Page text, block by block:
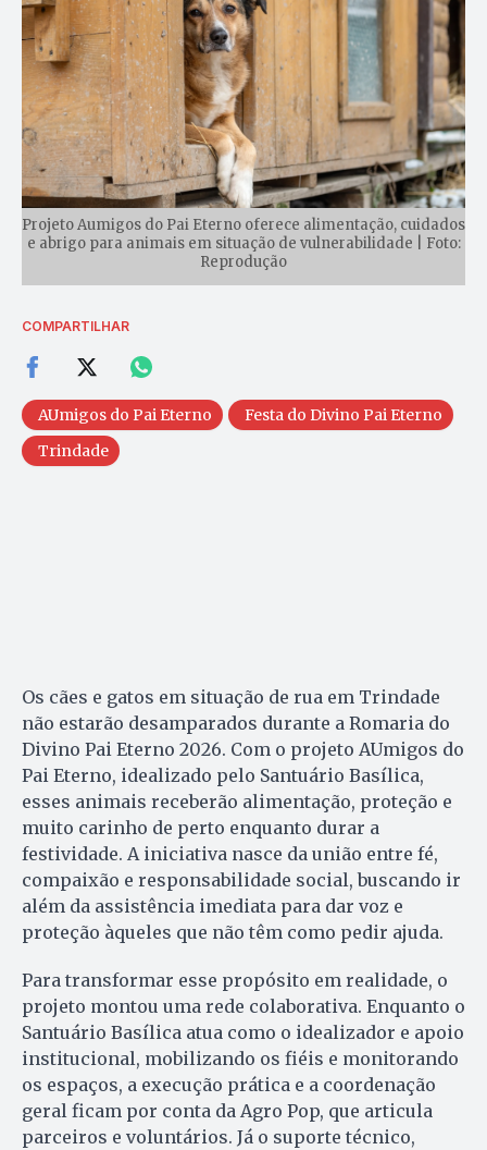
Projeto Aumigos do Pai Eterno oferece alimentação, cuidados
e abrigo para animais em situação de vulnerabilidade | Foto:
Reprodução
COMPARTILHAR
AUmigos do Pai Eterno
Festa do Divino Pai Eterno
Trindade
Os cães e gatos em situação de rua em Trindade
não estarão desamparados durante a Romaria do
Divino Pai Eterno 2026. Com o projeto AUmigos do
Pai Eterno, idealizado pelo Santuário Basílica,
esses animais receberão alimentação, proteção e
muito carinho de perto enquanto durar a
festividade. A iniciativa nasce da união entre fé,
compaixão e responsabilidade social, buscando ir
além da assistência imediata para dar voz e
proteção àqueles que não têm como pedir ajuda.
Para transformar esse propósito em realidade, o
projeto montou uma rede colaborativa. Enquanto o
Santuário Basílica atua como o idealizador e apoio
institucional, mobilizando os fiéis e monitorando
os espaços, a execução prática e a coordenação
geral ficam por conta da Agro Pop, que articula
parceiros e voluntários. Já o suporte técnico,